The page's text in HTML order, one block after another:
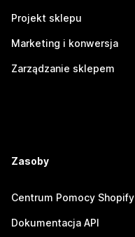
Projekt sklepu
Marketing i konwersja
Zarządzanie sklepem
Zasoby
Centrum Pomocy Shopify
Dokumentacja API